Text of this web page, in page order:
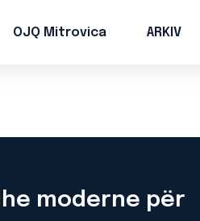
OJQ Mitrovica ARKIV
moderne për